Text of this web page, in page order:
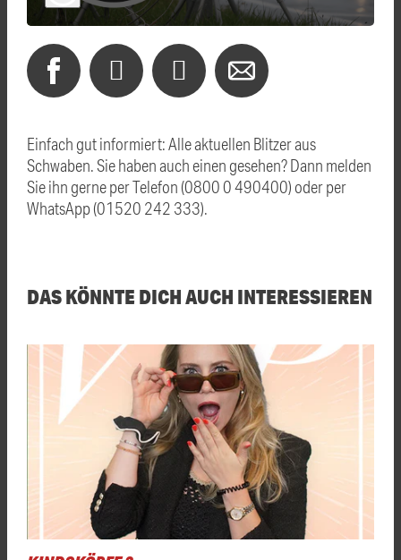
Einfach gut informiert: Alle aktuellen Blitzer aus
Schwaben. Sie haben auch einen gesehen? Dann melden
Sie ihn gerne per Telefon (0800 0 490400) oder per
WhatsApp (01520 242 333).
DAS KÖNNTE DICH AUCH INTERESSIEREN